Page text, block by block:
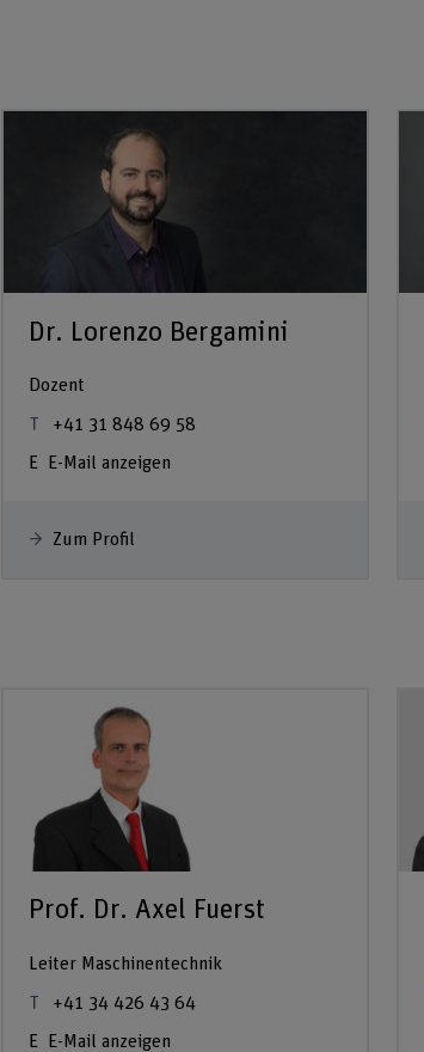
Dr. Lorenzo Bergamini
Dozent
+41 31 848 69 58
E-Mail anzeigen
Zum Profil
Prof. Dr. Axel Fuerst
Leiter Maschinentechnik
+41 34 426 43 64
E-Mail anzeigen